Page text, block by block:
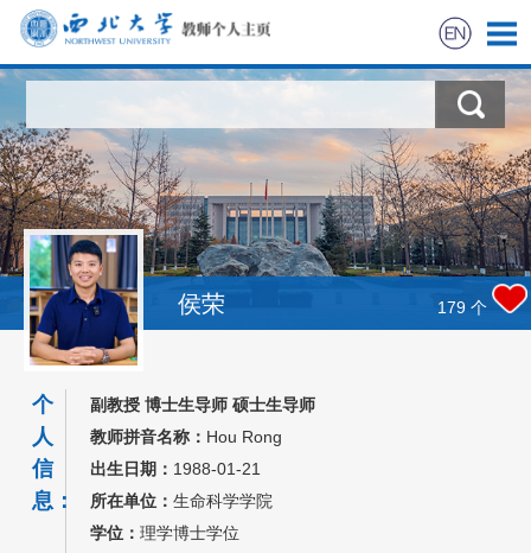
科学研究
教学研究
获奖信息
招生信息
学生信息
我的相册
教师博客
侯荣 179 个
个
人
信
息：
副教授 博士生导师 硕士生导师
教师拼音名称： Hou Rong
出生日期： 1988-01-21
所在单位： 生命科学学院
学位： 理学博士学位